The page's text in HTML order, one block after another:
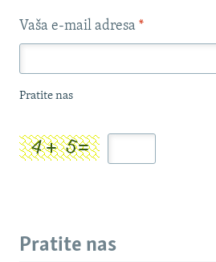
Vaša e-mail adresa *
Pratite nas
Pratite nas